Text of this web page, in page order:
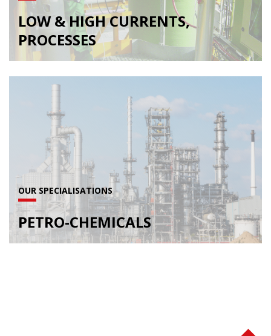
LOW & HIGH CURRENTS,
PROCESSES
OUR SPECIALISATIONS
PETRO-CHEMICALS